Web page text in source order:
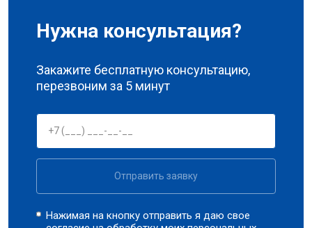
Нужна консультация?
Закажите бесплатную консультацию,
перезвоним за 5 минут
Отправить заявку
Нажимая на кнопку отправить я даю свое